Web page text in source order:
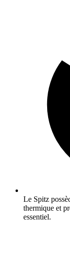
Le Spitz
thermique et
essentiel.